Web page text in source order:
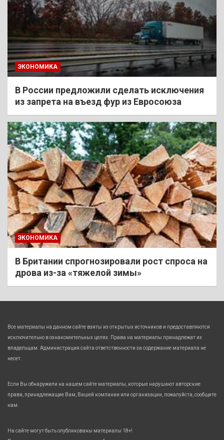
ЭКОНОМИКА
В России предложили сделать исключения
из запрета на въезд фур из Евросоюза
ЭКОНОМИКА
В Британии спрогнозировали рост спроса на
дрова из-за «тяжелой зимы»
Все материалы на данном сайте взяты из открытых источников и предоставляются
исключительно в ознакомительных целях. Права на материалы принадлежат их
владельцам. Администрация сайта ответственности за содержание материала не
несет.
Если Вы обнаружили на нашем сайте материалы, которые нарушают авторские
права, принадлежащие Вам, Вашей компании или организации, пожалуйста, сообщите
нам.
На сайте могут быть опубликованы материалы 18+!